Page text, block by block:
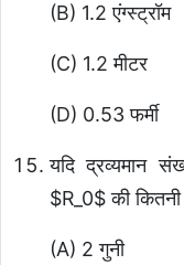
(B) 1.2 एंग्स्ट्रॉम
(C) 1.2 मीटर
(D) 0.53 फर्मी
यदि द्रव्यमान
$R_0$की कितनी
(A) 2 गुनी